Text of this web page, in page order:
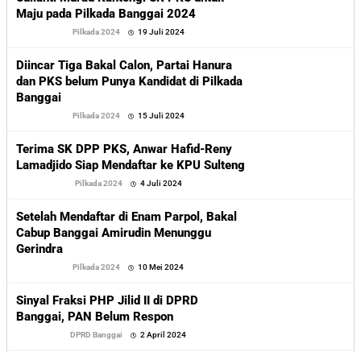
Maju pada Pilkada Banggai 2024
Pilkada 2024 19 Juli 2024
Diincar Tiga Bakal Calon, Partai Hanura
dan PKS belum Punya Kandidat di Pilkada
Banggai
Pilkada 2024 15 Juli 2024
Terima SK DPP PKS, Anwar Hafid-Reny
Lamadjido Siap Mendaftar ke KPU Sulteng
Pilkada 2024 4 Juli 2024
Setelah Mendaftar di Enam Parpol, Bakal
Cabup Banggai Amirudin Menunggu
Gerindra
Pilkada 2024 10 Mei 2024
Sinyal Fraksi PHP Jilid II di DPRD
Banggai, PAN Belum Respon
DPRD Banggai 2 April 2024